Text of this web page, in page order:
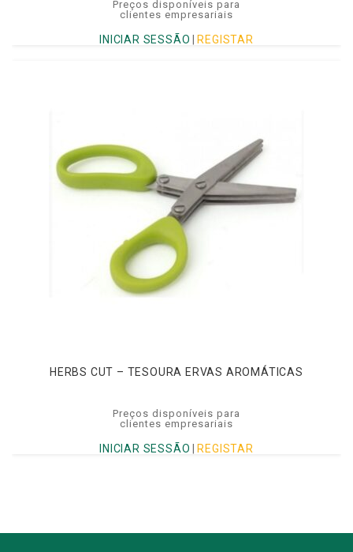
Preços disponíveis para
clientes empresariais
INICIAR SESSÃO |REGISTAR
HERBS CUT – TESOURA ERVAS AROMÁTICAS
Preços disponíveis para
clientes empresariais
INICIAR SESSÃO |REGISTAR